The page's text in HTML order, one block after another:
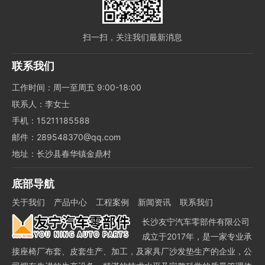
扫一扫，关注我们最新消息
联系我们
工作时间：周一至周五 9:00-18:00
联系人：李女士
手机：15211185588
邮件：289548370@qq.com
地址：长沙县春华镇金鼎村
底部导航
关于我们 产品中心 工程案例 新闻资讯
联系我们
长沙友宁汽车零部件有限公司
成立于2017年，是一家专业承
接座椅厂布套、皮套生产、加工，及家具厂沙发垫生产的企业，公